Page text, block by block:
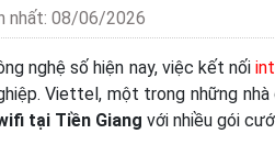
nhất: 08/06/2026
nghệ số hiện nay, việc kết nối
Viettel, một trong những
tại Tiền Giang với nhiều gói